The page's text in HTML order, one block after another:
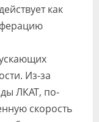
как
Из-за
ЛКАТ, по-
скорость